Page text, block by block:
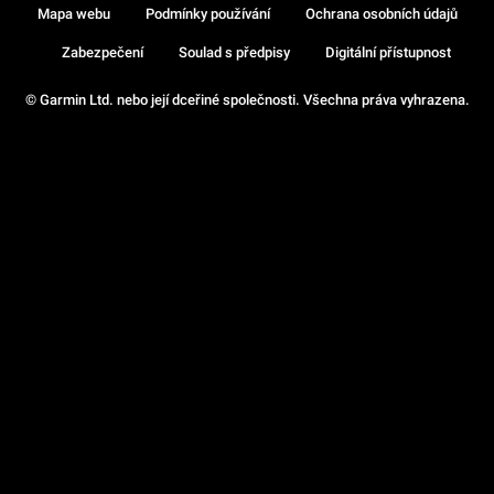
© Garmin Ltd. nebo její dceřiné společnosti. Všechna práva vyhrazena.
Mapa webu Podmínky používání Ochrana osobních údajů
Zabezpečení Soulad s předpisy Digitální přístupnost